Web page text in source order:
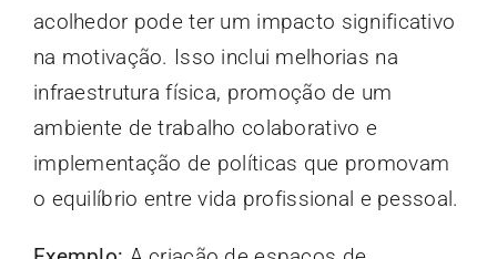
acolhedor pode ter um impacto significativo
na motivação. Isso inclui melhorias na
infraestrutura física, promoção de um
ambiente de trabalho colaborativo e
implementação de políticas que promovam
o equilíbrio entre vida profissional e pessoal.